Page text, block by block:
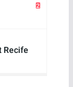
2
Recife